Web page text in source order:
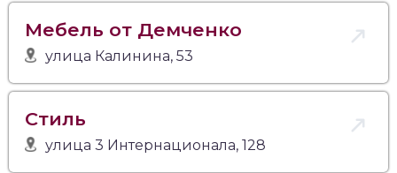
Мебель от Демченко
улица Калинина, 53
Стиль
улица 3 Интернационала, 128